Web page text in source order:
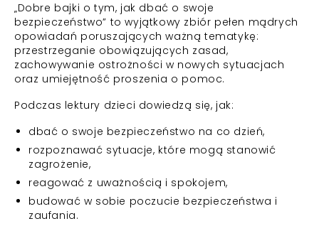
„Dobre bajki o tym, jak dbać o swoje
bezpieczeństwo” to wyjątkowy zbiór pełen mądrych
opowiadań poruszających ważną tematykę:
przestrzeganie obowiązujących zasad,
zachowywanie ostrożności w nowych sytuacjach
oraz umiejętność proszenia o pomoc.
Podczas lektury dzieci dowiedzą się, jak:
dbać o swoje bezpieczeństwo na co dzień,
rozpoznawać sytuacje, które mogą stanowić
zagrożenie,
reagować z uważnością i spokojem,
budować w sobie poczucie bezpieczeństwa i
zaufania.